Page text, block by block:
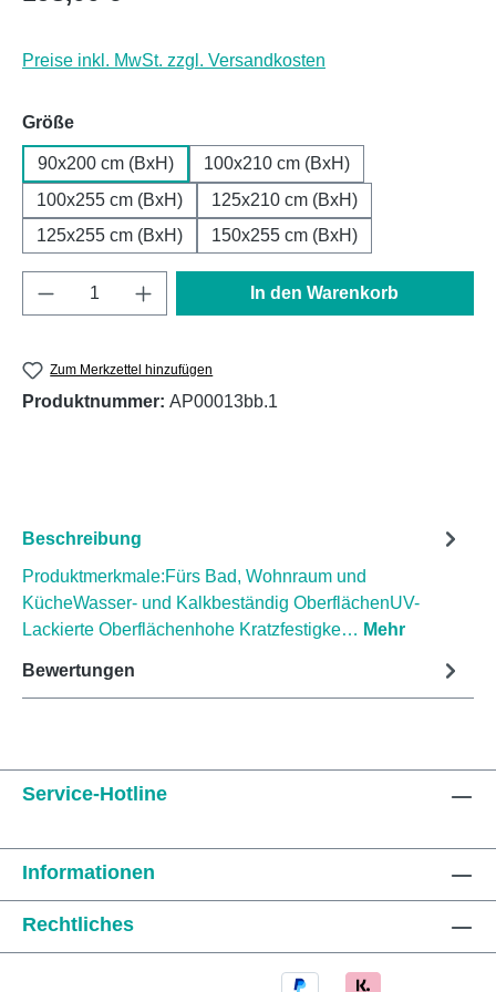
Preise inkl. MwSt. zzgl. Versandkosten
Größeauswählen
90x200 cm (BxH)
100x210 cm (BxH)
100x255 cm (BxH)
125x210 cm (BxH)
125x255 cm (BxH)
150x255 cm (BxH)
Produkt Anzahl: Gib den gewünschten
In den Warenkorb
Zum Merkzettel hinzufügen
Produktnummer: AP00013bb.1
Beschreibung
Produktmerkmale:Fürs Bad, Wohnraum und
KücheWasser- und Kalkbeständig OberflächenUV-
Lackierte Oberflächenhohe Kratzfestigke… Mehr
Bewertungen
Service-Hotline
Informationen
Rechtliches